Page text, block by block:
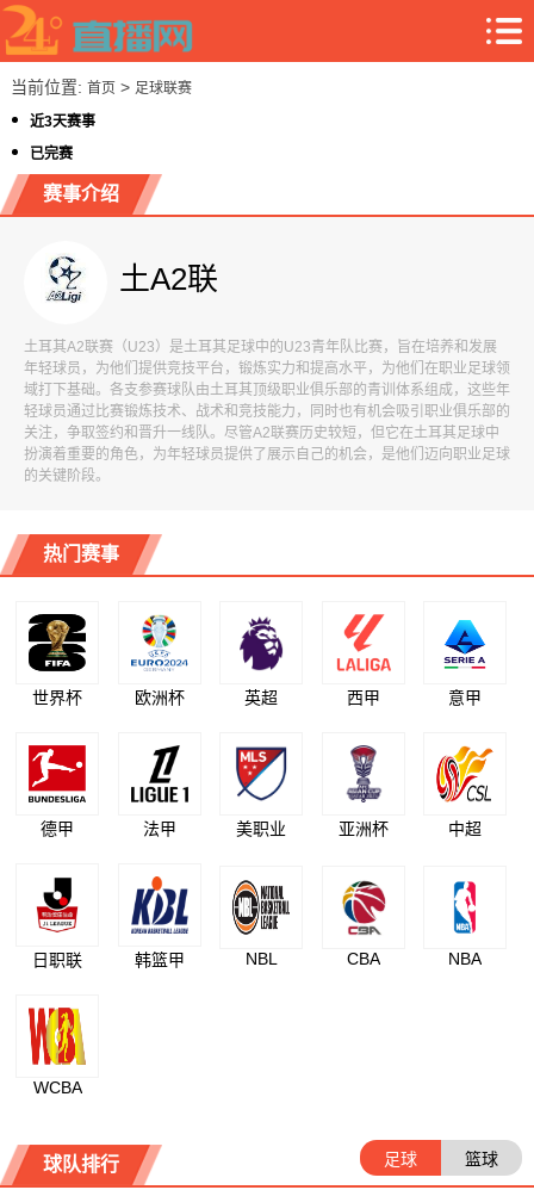
当前位置: 首页> 足球联赛
近3天赛事
已完赛
赛事介绍
土A2联
土耳其A2联赛（U23）是土耳其足球中的U23青年队比赛，旨在培养和发展
年轻球员，为他们提供竞技平台，锻炼实力和提高水平，为他们在职业足球领
域打下基础。各支参赛球队由土耳其顶级职业俱乐部的青训体系组成，这些年
轻球员通过比赛锻炼技术、战术和竞技能力，同时也有机会吸引职业俱乐部的
关注，争取签约和晋升一线队。尽管A2联赛历史较短，但它在土耳其足球中
扮演着重要的角色，为年轻球员提供了展示自己的机会，是他们迈向职业足球
的关键阶段。
热门赛事
世界杯 欧洲杯 英超 西甲 意甲
德甲 法甲 美职业 亚洲杯 中超
日职联 韩篮甲 NBL CBA NBA
WCBA
球队排行 足球 篮球